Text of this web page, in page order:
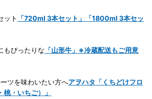
ット
「720ml 3本セット」「1800ml 3本セッ
もぴったりな 「山形牛」※冷蔵配送もご用意
ツを味わいたい方へアヲハタ「くちどけフロ
・いちご）」